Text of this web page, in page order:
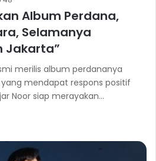
Album Perdana,
Selamanya
Jakarta”
merilis album perdananya
mendapat respons positif
Noor siap merayakan…